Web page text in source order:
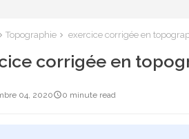
Topographie exercice corrigée en
corrigée en
04, 2020 0 minute read